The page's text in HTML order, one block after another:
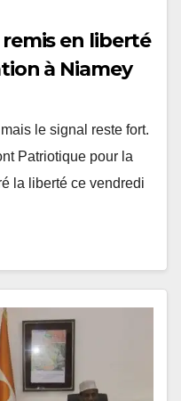
en liberté
à Niamey
le signal reste fort.
Patriotique pour la
la liberté ce vendredi